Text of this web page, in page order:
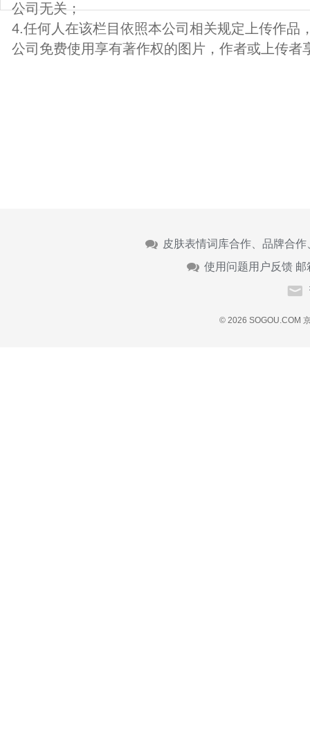
公司无关；
4.任何人在该栏目依照本公司相关规定上传作品
公司免费使用享有著作权的图片，作者或上传者
皮肤表情词库合作、品牌合
使用问题用户反馈 邮
© 2026 SOGOU.COM